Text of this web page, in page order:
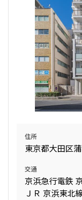
住所
東京都大田区
交通
京浜急行電鉄
ＪＲ 京浜東北